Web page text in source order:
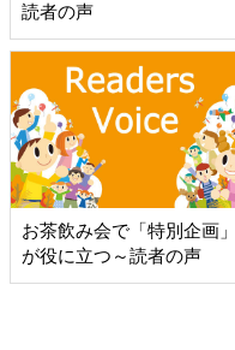
読者の声
お茶飲み会で「特別企画」
が役に立つ～読者の声